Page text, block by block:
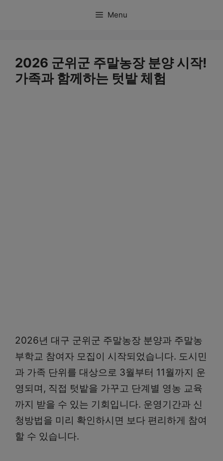
Menu
2026 군위군 주말농장 분양 시작!
가족과 함께하는 텃밭 체험
2026년 대구 군위군 주말농장 분양과 주말농
부학교 참여자 모집이 시작되었습니다. 도시민
과 가족 단위를 대상으로 3월부터 11월까지 운
영되며, 직접 텃밭을 가꾸고 단계별 영농 교육
까지 받을 수 있는 기회입니다. 운영기간과 신
청방법을 미리 확인하시면 보다 편리하게 참여
할 수 있습니다.